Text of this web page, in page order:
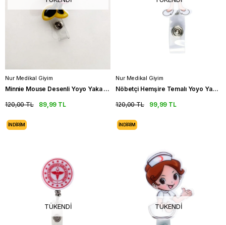
Nur Medikal Giyim
Minnie Mouse Desenli Yoyo Yaka Kartlığı
89,99 TL
120,00 TL
Nur Medikal Giyim
Nöbetçi Hemşire Temalı Yoyo Yaka Kartlığı
99,99 TL
120,00 TL
TÜKENDI
İNDIRIM
TÜKENDI
İNDIRIM